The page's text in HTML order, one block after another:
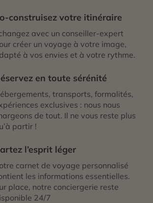
construisez votre itinéraire
avec un conseiller-expert
créer un voyage à votre image,
à vos envies et à votre rythme.
en toute sérénité
transports, formalités,
exclusives : nous nous
de tout. Il ne vous reste plus
partir !
l’esprit léger
carnet de voyage personnalisé
les informations essentielles.
place, notre conciergerie reste
24/7